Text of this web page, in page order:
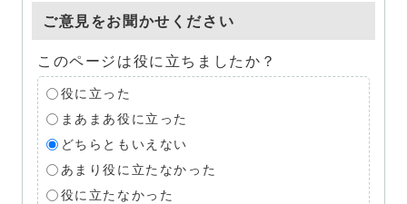
ご意見をお聞かせください
このページは役に立ちましたか？
役に立った
まあまあ役に立った
どちらともいえない
あまり役に立たなかった
役に立たなかった